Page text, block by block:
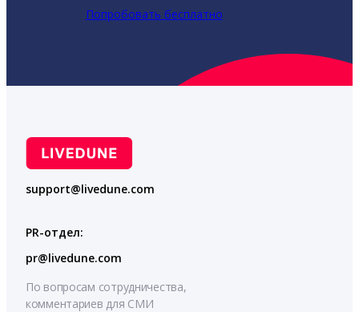
Попробовать бесплатно
support@livedune.com
PR-отдел:
pr@livedune.com
По вопросам сотрудничества,
комментариев для СМИ